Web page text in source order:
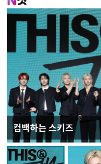
컴백하는 스키즈
입추 하루 앞둔 전남
폭염